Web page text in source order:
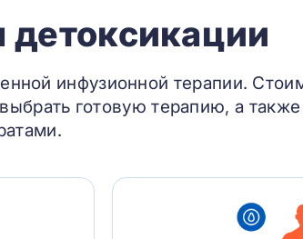
инфузионной терапии.
готовую терапию, а